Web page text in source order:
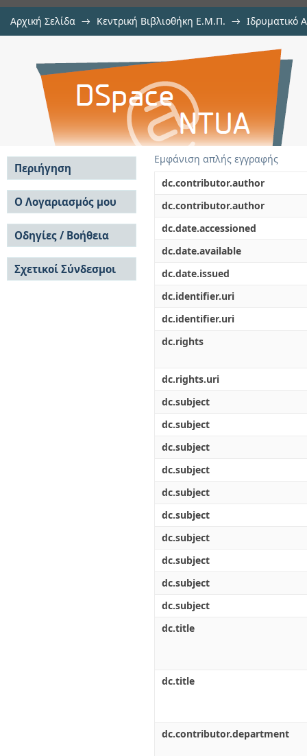
Αρχική Σελίδα → Κεντρική Βιβλιοθήκη Ε.Μ.Π. → Ιδρυματικό
Hybrid molecular solid state
Polyoxometalates & other
Εμφάνιση απλής εγγραφής
dc.contributor.author
dc.contributor.author
dc.date.accessioned
dc.date.available
dc.date.issued
dc.identifier.uri
dc.identifier.uri
dc.rights
dc.rights.uri
dc.subject
dc.subject
dc.subject
dc.subject
dc.subject
dc.subject
dc.subject
dc.subject
dc.subject
dc.subject
dc.title
dc.title
dc.contributor.department
Περιήγηση
Σε όλο το DSpace
Κοινότητες & Συλλογές
Ανά Ημερομηνία
Έκδοσης
Συγγραφείς
Τίτλοι
Θέματα
Ο Λογαριασμός μου
Σύνδεση
Εγγραφή
Οδηγίες / Βοήθεια
Οδηγίες Υποβολής
Οδηγίες Χρήσης ΙΑ
Συχνές Ερωτήσεις
Σχετικοί Σύνδεσμοι